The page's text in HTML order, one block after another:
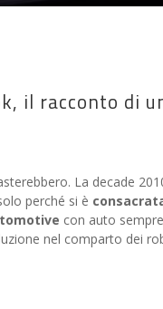
il racconto di
La decade
perché si è
con auto
nel comparto dei